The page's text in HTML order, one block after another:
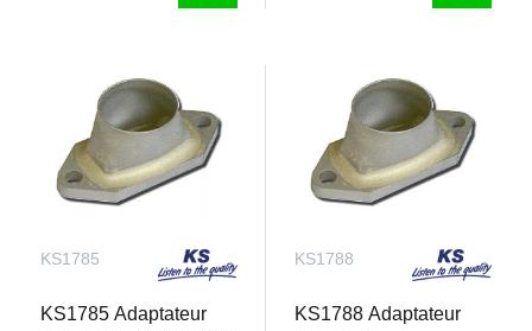
KS1785
KS1785 Adaptateur
KS1788
KS1788 Adaptateur